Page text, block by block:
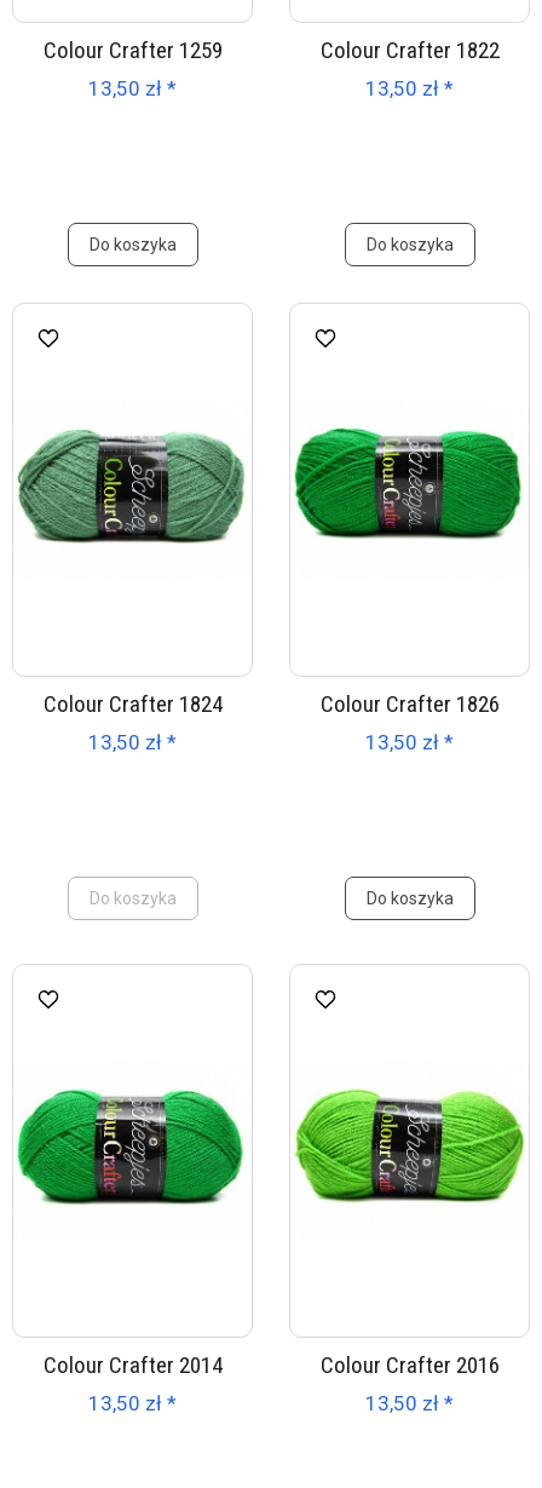
Colour Crafter 1259
13,50 zł *
Do koszyka
Colour Crafter 1822
13,50 zł *
Do koszyka
Colour Crafter 1824
13,50 zł *
Do koszyka
Colour Crafter 1826
13,50 zł *
Do koszyka
Colour Crafter 2014
13,50 zł *
Colour Crafter 2016
13,50 zł *